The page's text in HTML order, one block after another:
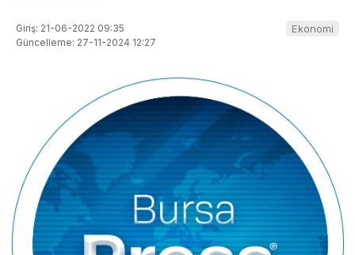
Giriş: 21-06-2022 09:35
Güncelleme: 27-11-2024 12:27
Ekonomi